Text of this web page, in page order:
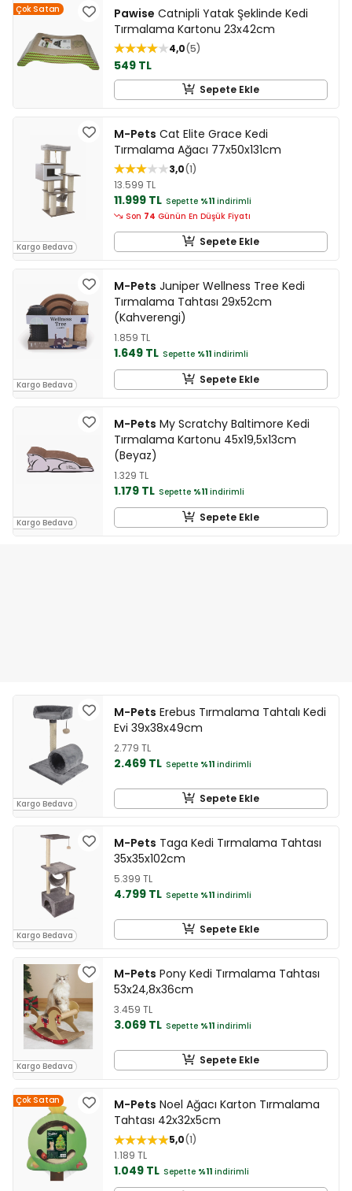
Çok Satan Pawise Catnipli Yatak Şeklinde Kedi
Tırmalama Kartonu 23x42cm
4,0 5
549 TL
Sepete Ekle
Kargo Bedava
M-Pets Cat Elite Grace Kedi
Tırmalama Ağacı 77x50x131cm
3,0 1
13.599 TL
11.999 TL Sepette %11 indirimli
Son 74 Günün En Düşük Fiyatı
Sepete Ekle
Kargo Bedava
M-Pets Juniper Wellness Tree Kedi
Tırmalama Tahtası 29x52cm
(Kahverengi)
1.859 TL
1.649 TL Sepette %11 indirimli
Sepete Ekle
Kargo Bedava
M-Pets My Scratchy Baltimore Kedi
Tırmalama Kartonu 45x19,5x13cm
(Beyaz)
1.329 TL
1.179 TL Sepette %11 indirimli
Sepete Ekle
Kargo Bedava
M-Pets Erebus Tırmalama Tahtalı Kedi
Evi 39x38x49cm
2.779 TL
2.469 TL Sepette %11 indirimli
Sepete Ekle
Kargo Bedava
M-Pets Taga Kedi Tırmalama Tahtası
35x35x102cm
5.399 TL
4.799 TL Sepette %11 indirimli
Sepete Ekle
Kargo Bedava
M-Pets Pony Kedi Tırmalama Tahtası
53x24,8x36cm
3.459 TL
3.069 TL Sepette %11 indirimli
Sepete Ekle
Çok Satan M-Pets Noel Ağacı Karton Tırmalama
Tahtası 42x32x5cm
5,0 1
1.189 TL
1.049 TL Sepette %11 indirimli